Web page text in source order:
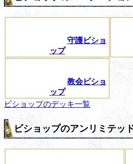
守護ビショ
ップ
教会ビショ
ップ
ビショップのデッキ一覧
ビショップのアンリミテッ